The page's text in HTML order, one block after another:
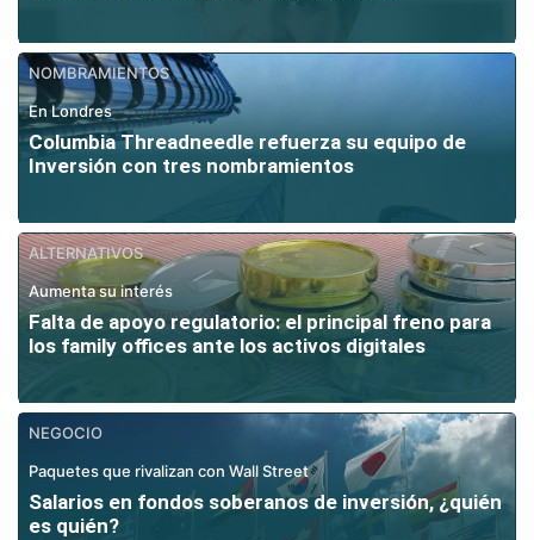
NOMBRAMIENTOS
En Londres
Columbia Threadneedle refuerza su equipo de
Inversión con tres nombramientos
ALTERNATIVOS
Aumenta su interés
Falta de apoyo regulatorio: el principal freno para
los family offices ante los activos digitales
NEGOCIO
Paquetes que rivalizan con Wall Street
Salarios en fondos soberanos de inversión, ¿quién
es quién?